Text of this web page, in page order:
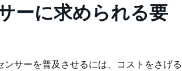
ーに求められる要
ンサーを普及させるには、コストをさげる